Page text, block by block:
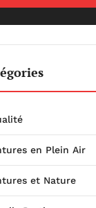
en Plein Air
et Nature